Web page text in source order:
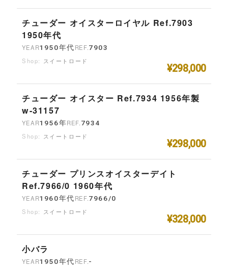
チューダー オイスターロイヤル Ref.7903
1950年代
YEAR1950年代REF.7903
スイートロード
¥298,000
チューダー オイスター Ref.7934 1956年製
w-31157
YEAR1956年REF.7934
スイートロード
¥298,000
チューダー プリンスオイスターデイト
Ref.7966/0 1960年代
YEAR1960年代REF.7966/0
スイートロード
¥328,000
小バラ
YEAR1950年代REF.-